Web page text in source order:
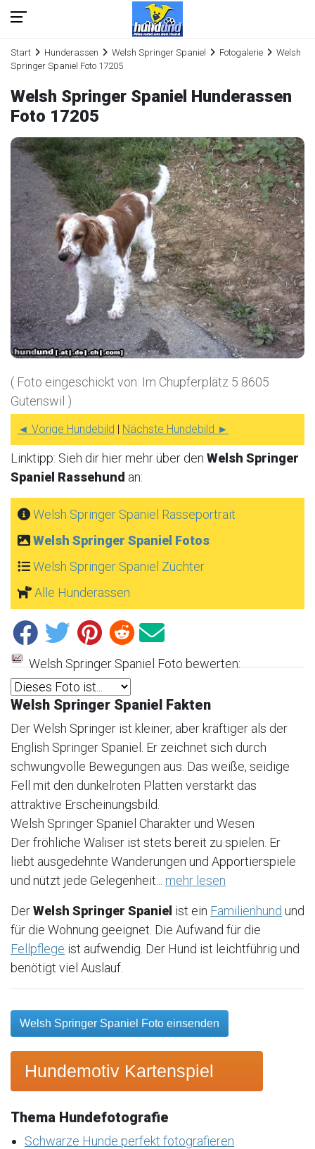
Start Hunderassen Welsh Springer Spaniel Fotogalerie
Welsh
Springer Spaniel Foto 17205
Welsh Springer Spaniel Hunderassen
Foto 17205
( Foto eingeschickt von: Im Chupferplätz 5 8605
Gutenswil )
◄ Vorige Hundebild | Nächste Hundebild ►
Linktipp: Sieh dir hier mehr über den Welsh Springer
Spaniel Rassehund an:
Welsh Springer Spaniel Rasseportrait
Welsh Springer Spaniel Fotos
Welsh Springer Spaniel Züchter
Alle Hunderassen
Welsh Springer Spaniel Foto bewerten:
Welsh Springer Spaniel Fakten
Der Welsh Springer ist kleiner, aber kräftiger als der
English Springer Spaniel. Er zeichnet sich durch
schwungvolle Bewegungen aus. Das weiße, seidige
Fell mit den dunkelroten Platten verstärkt das
attraktive Erscheinungsbild.
Welsh Springer Spaniel Charakter und Wesen
Der fröhliche Waliser ist stets bereit zu spielen. Er
liebt ausgedehnte Wanderungen und Apportierspiele
und nützt jede Gelegenheit... mehr lesen
DerWelsh Springer Spaniel ist ein Familienhund und
für die Wohnung geeignet. Die Aufwand für die
Fellpflege ist aufwendig. Der Hund ist leichtführig und
benötigt viel Auslauf.
Welsh Springer Spaniel Foto einsenden
Hundemotiv Kartenspiel
Thema Hundefotografie
Schwarze Hunde perfekt fotografieren